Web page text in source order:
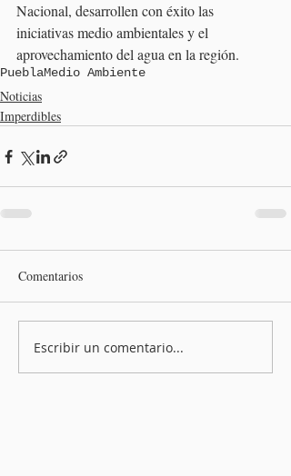
Nacional, desarrollen con éxito las
iniciativas medio ambientales y el
aprovechamiento del agua en la región.
PueblaMedio Ambiente
Noticias
Imperdibles
Comentarios
Escribir un comentario...